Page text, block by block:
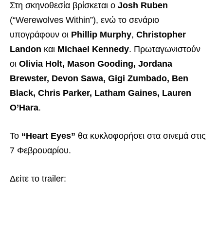
Στη σκηνοθεσία βρίσκεται ο Josh Ruben
(“Werewolves Within”), ενώ το σενάριο
υπογράφουν οι Phillip Murphy, Christopher
Landon και Michael Kennedy. Πρωταγωνιστούν
οι Olivia Holt, Mason Gooding, Jordana
Brewster, Devon Sawa, Gigi Zumbado, Ben
Black, Chris Parker, Latham Gaines, Lauren
O’Hara.
Το “Heart Eyes” θα κυκλοφορήσει στα σινεμά στις
7 Φεβρουαρίου.
Δείτε το trailer: